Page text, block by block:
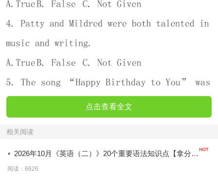
点击查看全文
相关阅读
· 2026年10月《英语（二）》20个重要语法知识点【拿分必
学】
阅读：6626